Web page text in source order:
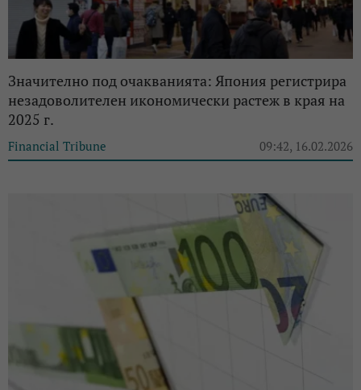
Значително под очакванията: Япония регистрира
незадоволителен икономически растеж в края на
2025 г.
Financial Tribune 09:42, 16.02.2026